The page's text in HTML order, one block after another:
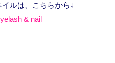
ルは、こちらから↓
& nail